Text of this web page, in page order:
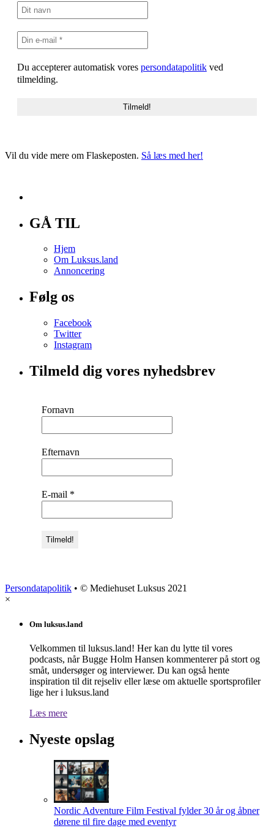
Du accepterer automatisk vores persondatapolitik ved
tilmelding.
Vil du vide mere om Flaskeposten. Så læs med her!
GÅ TIL
Hjem
Om Luksus.land
Annoncering
Følg os
Facebook
Twitter
Instagram
Tilmeld dig vores nyhedsbrev
Fornavn
Efternavn
E-mail *
Persondatapolitik • © Mediehuset Luksus 2021
×
Om luksus.land
Velkommen til luksus.land! Her kan du lytte til vores
podcasts, når Bugge Holm Hansen kommenterer på stort og
småt, undersøger og interviewer. Du kan også hente
inspiration til dit rejseliv eller læse om aktuelle sportsprofiler
lige her i luksus.land
Læs mere
Nyeste opslag
Nordic Adventure Film Festival fylder 30 år og åbner
dørene til fire dage med eventyr